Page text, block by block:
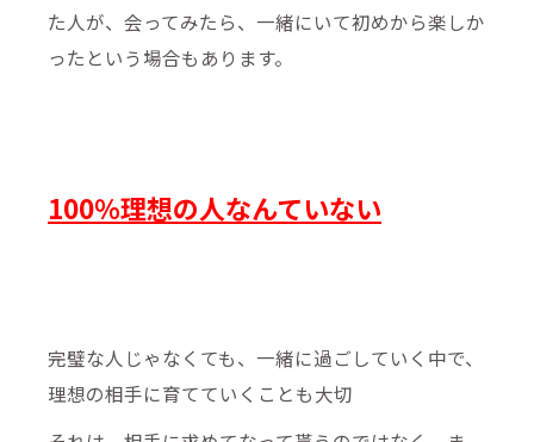
た人が、会ってみたら、一緒にいて初めから楽しか
ったという場合もあります。
100％理想の人なんていない
完璧な人じゃなくても、一緒に過ごしていく中で、
理想の相手に育てていくことも大切